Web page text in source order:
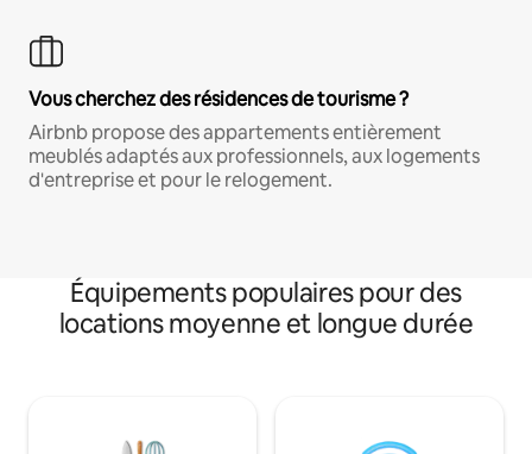
Vous cherchez des résidences de tourisme ?
Airbnb propose des appartements entièrement
meublés adaptés aux professionnels, aux logements
d'entreprise et pour le relogement.
Équipements populaires pour des
locations moyenne et longue durée